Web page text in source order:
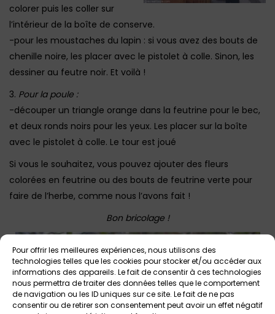
Pour offrir les meilleures expériences, nous utilisons des
technologies telles que les cookies pour stocker et/ou accéder aux
informations des appareils. Le fait de consentir à ces technologies
nous permettra de traiter des données telles que le comportement
de navigation ou les ID uniques sur ce site. Le fait de ne pas
consentir ou de retirer son consentement peut avoir un effet négatif
colorer puis les coller sur
l’intérieur de la boîte de conserve.
-pour les moustaches du lapin : si vous avez des bouts de
chenille noire, les placer avec le pistolet à colle. Sinon, les
dessiner au feutre noir. Et voilà !
3. Pour la poule :
-découper un triangle orange dans la feutrine pour le bec,
et deux ronds noirs pour les yeux. Les placer sur la boîte
avec le pistolet à colle. Le tour est joué
Si vous le souhaitez, vous pouvez ajouter des fleurs
colorées en feutrine ou des bouts de feutrine verte pour
faire de l’herbe, comme nous l’avons fait !
Bon bricolage !